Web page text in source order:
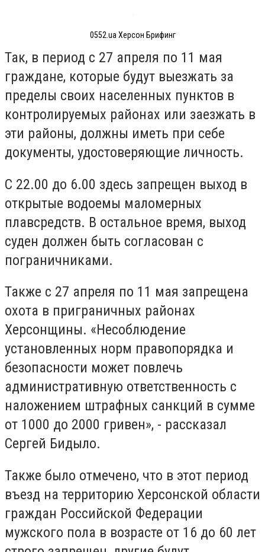
0552.ua Херсон Брифинг
Так, в период с 27 апреля по 11 мая
граждане, которые будут выезжать за
пределы своих населенных пунктов в
контролируемых районах или заезжать в
эти районы, должны иметь при себе
документы, удостоверяющие личность.
С 22.00 до 6.00 здесь запрещен выход в
открытые водоемы маломерных
плавсредств. В остальное время, выход
суден должен быть согласован с
пограничниками.
Также с 27 апреля по 11 мая запрещена
охота в приграничных районах
Херсонщины. «Несоблюдение
установленных норм правопорядка и
безопасности может повлечь
административную ответственность с
наложением штрафных санкций в сумме
от 1000 до 2000 гривен», - рассказал
Сергей Бидыло.
Также было отмечено, что в этот период
въезд на территорию Херсонской области
граждан Российской Федерации
мужского пола в возрасте от 16 до 60 лет